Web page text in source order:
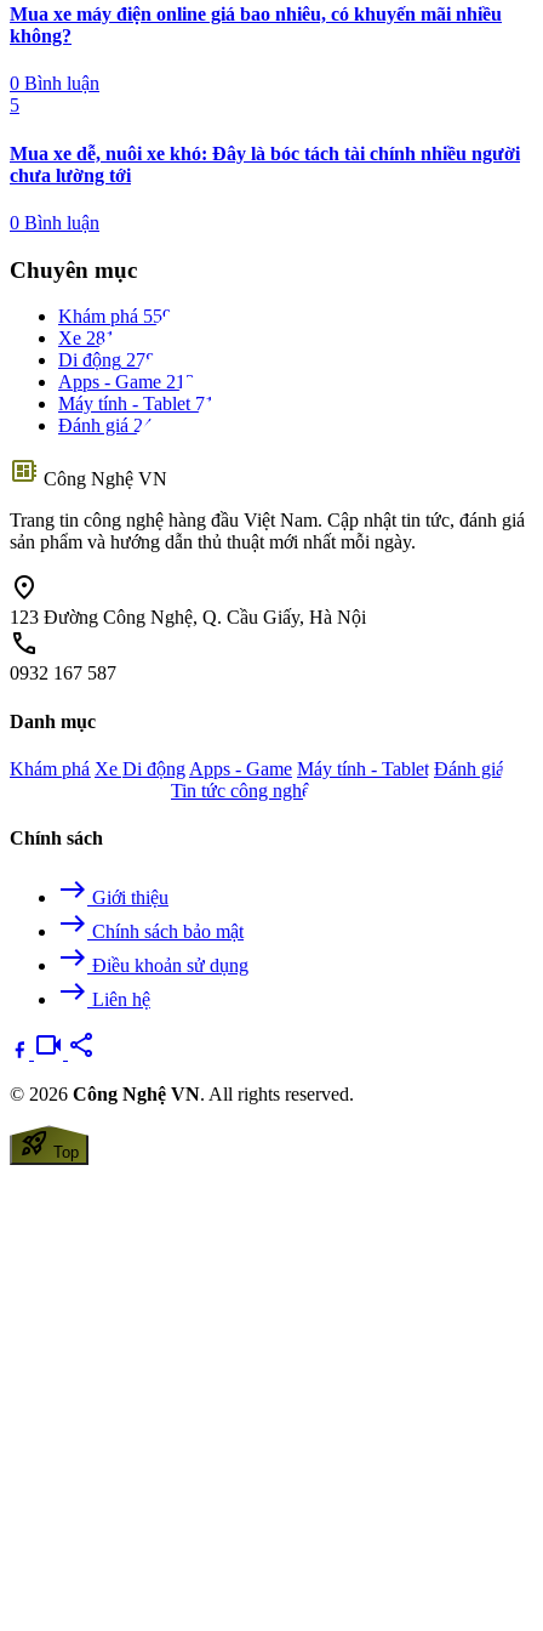
Mua xe máy điện online giá bao nhiêu, có khuyến mãi nhiều
không?
0 Bình luận
5
Mua xe dễ, nuôi xe khó: Đây là bóc tách tài chính nhiều người
chưa lường tới
0 Bình luận
Chuyên mục
Khám phá 559
Xe 281
Di động 278
Apps - Game 212
Máy tính - Tablet 71
Đánh giá 24
developer_board Công Nghệ VN
Trang tin công nghệ hàng đầu Việt Nam. Cập nhật tin tức, đánh giá
sản phẩm và hướng dẫn thủ thuật mới nhất mỗi ngày.
location_on
123 Đường Công Nghệ, Q. Cầu Giấy, Hà Nội
call
0932 167 587
Danh mục
Khám phá Xe Di động Apps - Game Máy tính - Tablet Đánh giá
Tin tức công nghệ
Chính sách
east Giới thiệu
east Chính sách bảo mật
east Điều khoản sử dụng
east Liên hệ
videocam share
© 2026 Công Nghệ VN. All rights reserved.
rocket_launch Top